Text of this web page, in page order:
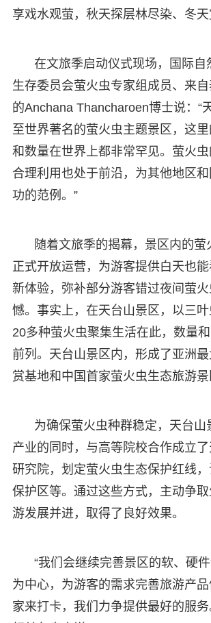
享戏水观萤，秋天探层林尽染、冬天
在文旅季启动仪式现场，国际自
生存委员会萤火虫专家组成员、来
的Anchana Thancharoen博士说：“
至世界著名的萤火虫主题景区，这
和数量在世界上都非常罕见。萤火
合理利用也处于前沿，为其他地区
功的范例。”
随着文旅季的揭幕，景区内的萤
正式开放运营，为游客提供白天也
新体验，弥补部分游客错过夜间萤
憾。事实上，在天台山景区，以三
20多种萤火虫聚集生活在此，数量
前列。天台山景区内，形成了亚洲
赏基地和中国首家萤火虫生态旅游景
为确保萤火虫种群稳定，天台山
产业的同时，与高等院校合作成立
研究院，划定萤火虫生态保护红线
保护区等。通过这些方式，主动争
游发展并进，取得了良好效果。
“我们会继续完善景区的软、硬
为中心，为游客的需求完善旅游产
家来打卡，我们力争提供最好的服务